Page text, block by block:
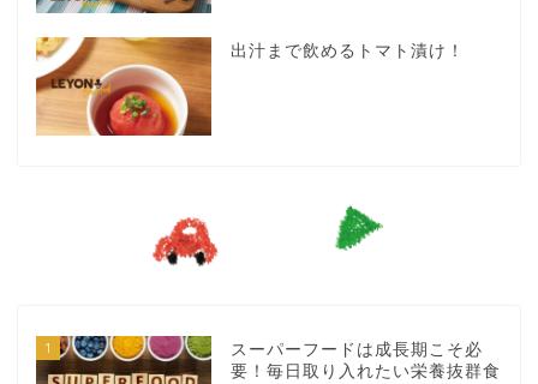
出汁まで飲めるトマト漬け！
1
スーパーフードは成長期こそ必
要！毎日取り入れたい栄養抜群食